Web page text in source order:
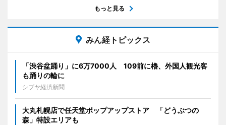
もっと見る
みん経トピックス
「渋谷盆踊り」に6万7000人 109前に櫓、外国人観光客
も踊りの輪に
シブヤ経済新聞
大丸札幌店で任天堂ポップアップストア 「どうぶつの
森」特設エリアも